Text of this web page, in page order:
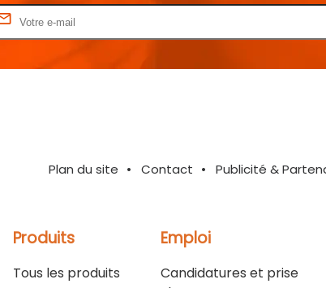
Plan du site Contact Publicité &
Produits
Tous les produits
Emploi
Candidatures et prise